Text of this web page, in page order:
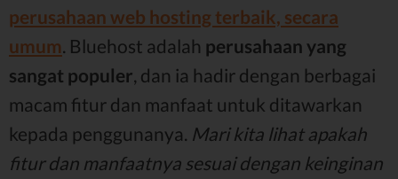
perusahaan web hosting terbaik, secara
umum. Bluehost adalah perusahaan yang
sangat populer, dan ia hadir dengan berbagai
macam fitur dan manfaat untuk ditawarkan
kepada penggunanya. Mari kita lihat apakah
fitur dan manfaatnya sesuai dengan keinginan